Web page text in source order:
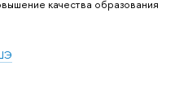
качества образования